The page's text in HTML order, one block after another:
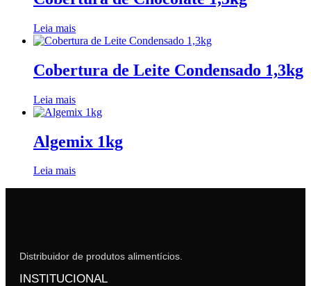
Leia mais
Cobertura de Leite Condensado 1,3kg
Leia mais
Algemix 1kg
Leia mais
Distribuidor de produtos alimentícios.
INSTITUCIONAL